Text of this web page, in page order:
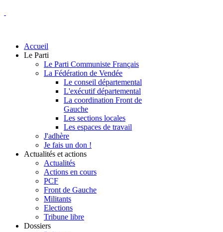
Accueil
Le Parti
Le Parti Communiste Français
La Fédération de Vendée
Le conseil départemental
L'exécutif départemental
La coordination Front de
Gauche
Les sections locales
Les espaces de travail
J'adhère
Je fais un don !
Actualités et actions
Actualités
Actions en cours
PCF
Front de Gauche
Militants
Elections
Tribune libre
Dossiers